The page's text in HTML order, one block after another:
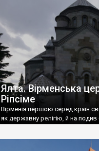
називаються «повстяками»
виробляє відмінне вино і його
легке біле і дуже […]
Ялта. Вірменська
Ріпсіме
Вірменія першою серед країн
як державну релігію, й на подив